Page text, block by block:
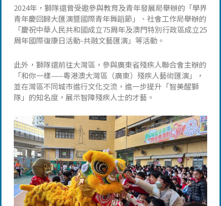
2024年，獅隊還曾受邀參與教育及青年發展局舉辦的「學界
青年慶回歸大匯演暨國際青年舞蹈節」、社會工作局舉辦的
「慶祝中華人民共和國成立75周年及澳門特別行政區成立25
周年國際復康日活動-共融文藝匯演」等活動。
此外，獅隊還前往大灣區，參與廣東省殘疾人聯合會主辦的
「和你一樣——粵港澳大灣區（廣東）殘疾人藝術匯演」，
並在灣區不同城市進行文化交流，進一步提升「智美醒獅
隊」的知名度，展示智障殘疾人士的才藝。